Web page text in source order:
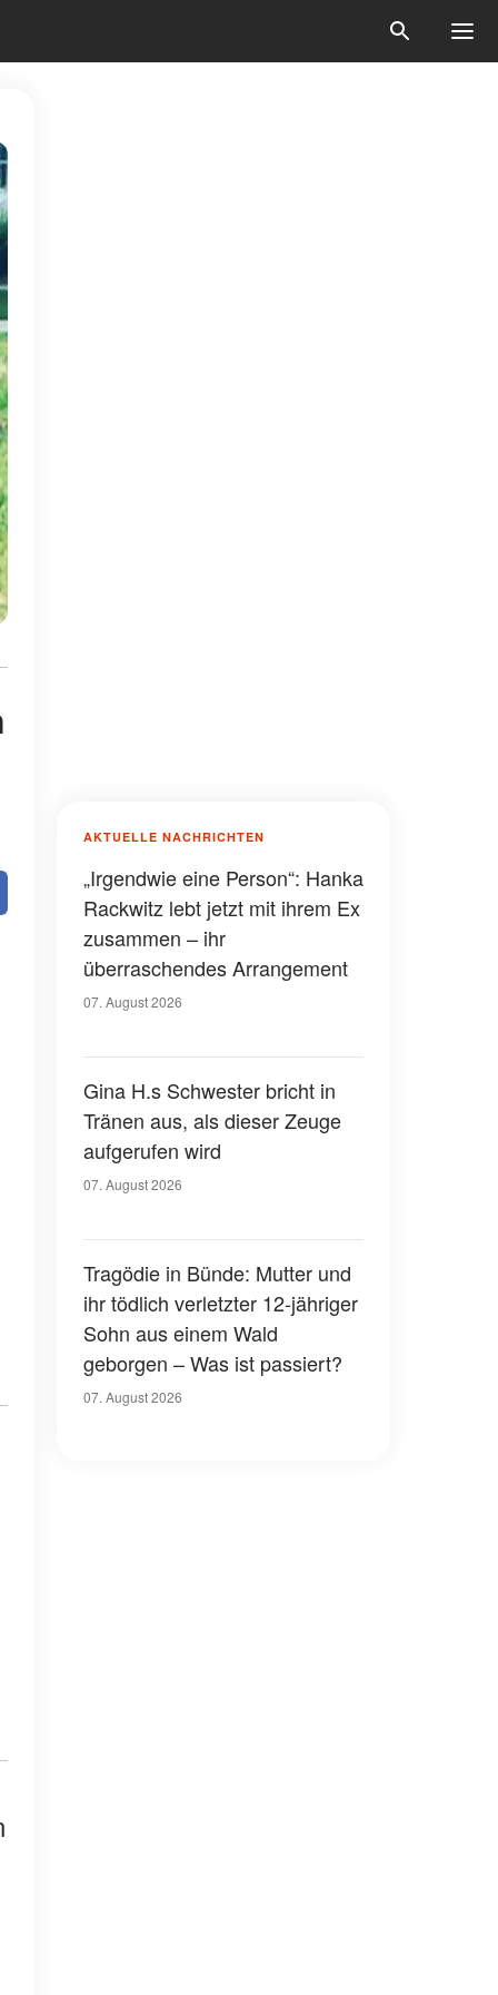
AKTUELLE NACHRICHTEN
„Irgendwie eine Person“: Hanka
Rackwitz lebt jetzt mit ihrem Ex
zusammen – ihr
überraschendes Arrangement
07. August 2026
Gina H.s Schwester bricht in
Tränen aus, als dieser Zeuge
aufgerufen wird
07. August 2026
Tragödie in Bünde: Mutter und
ihr tödlich verletzter 12-jähriger
Sohn aus einem Wald
geborgen – Was ist passiert?
07. August 2026